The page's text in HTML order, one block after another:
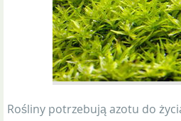
Rośliny potrzebują azotu do